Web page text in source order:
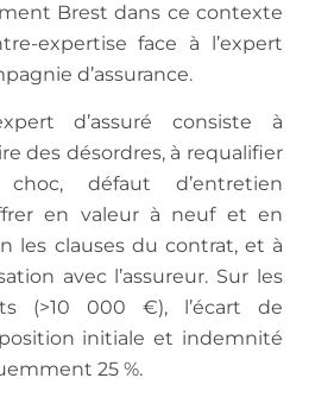
Brest dans ce contexte
expertise face à l’expert
d’assurance.
d’assuré consiste à
des désordres, à requalifier
défaut d’entretien
en valeur à neuf et en
les clauses du contrat, et à
avec l’assureur. Sur les
(>10 000 €), l’écart de
initiale et indemnité
25 %.